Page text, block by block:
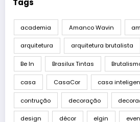
Tags
academia Amanco Wavin
arquitetura arquitetura brutalista
Be In Brasilux Tintas
casa CasaCor casa
contrução decoração
design décor elgin